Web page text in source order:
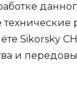
Sikorsky
и